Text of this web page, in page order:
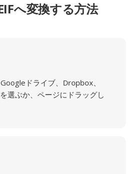
へ変換する方法
ドライブ、Dropbox、
選ぶか、ページにドラッグし